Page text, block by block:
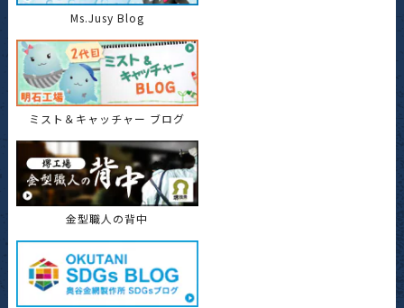
Ms.Jusy Blog
ミスト＆キャッチャー ブログ
金型職人の背中